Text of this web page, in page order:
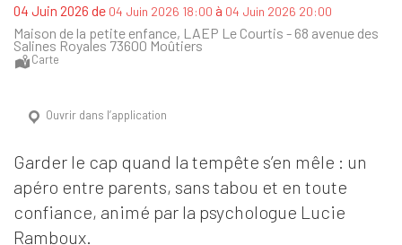
04 Juin 2026 de 04 Juin 2026 18:00 à 04 Juin 2026 20:00
Maison de la petite enfance, LAEP Le Courtis - 68 avenue des
Salines Royales 73600 Moûtiers
Carte
Ouvrir dans l’application
Garder le cap quand la tempête s’en mêle : un
apéro entre parents, sans tabou et en toute
confiance, animé par la psychologue Lucie
Ramboux.